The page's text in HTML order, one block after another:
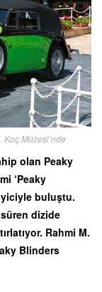
Koç Müzesi’nde
olan Peaky
‘Peaky
buluştu.
dizide
Rahmi M.
Blinders